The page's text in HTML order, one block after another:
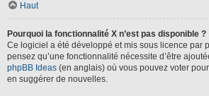
Haut
Pourquoi la fonctionnalité X n’est pas disponible ?
Ce logiciel a été développé et mis sous licence par
pensez qu’une fonctionnalité nécessite d’être
phpBB Ideas (en anglais) où vous pouvez voter
en suggérer de nouvelles.